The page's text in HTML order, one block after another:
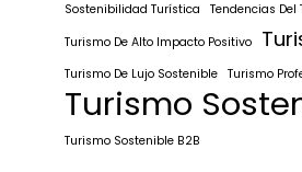
Sostenibilidad Turística
Tendencias Del
Turismo De Alto Impacto Positivo
Turismo De Lujo Sostenible Turismo
Turismo
Turismo Sostenible B2B